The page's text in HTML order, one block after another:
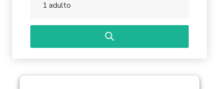
interact
the
and
1 adulto